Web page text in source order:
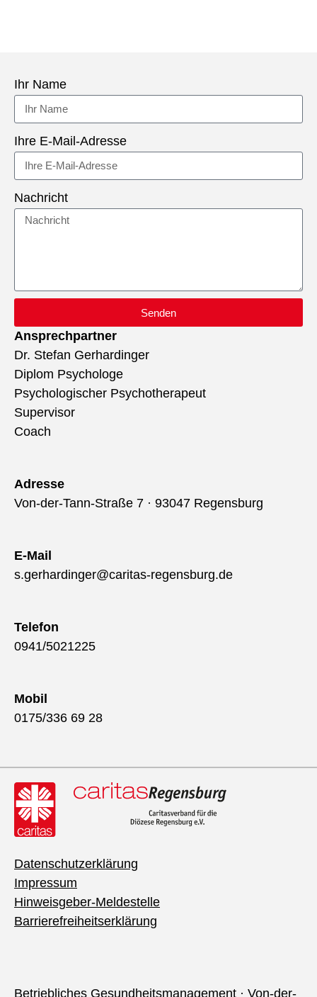
Ihr Name
Ihre E-Mail-Adresse
Nachricht
Senden
Ansprechpartner
Dr. Stefan Gerhardinger
Diplom Psychologe
Psychologischer Psychotherapeut
Supervisor
Coach
Adresse
Von-der-Tann-Straße 7 · 93047 Regensburg
E-Mail
s.gerhardinger@caritas-regensburg.de
Telefon
0941/5021225
Mobil
0175/336 69 28
Datenschutzerklärung
Impressum
Hinweisgeber-Meldestelle
Barrierefreiheitserklärung
Betriebliches Gesundheitsmanagement · Von-der-